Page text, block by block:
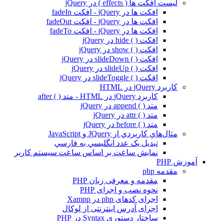
لیست افکت ها ( effects ) در jQuery
افکت ها در jQuery - افکت fadeIn
افکت ها در jQuery - افکت fadeOut
افکت ها در jQuery - افکت fadeTo
افکت ( ) hide در jQuery
افکت ( ) show در jQuery
افکت ( ) slideDown در jQuery
افکت ( ) slideUp در jQuery
افکت ( ) slideToggle در jQuery
کاربرد jQuery در HTML
کاربرد jQuery در HTML - متد ( ) after
متد ( ) append در jQuery
متد ( ) attr در jQuery
متد ( ) before در jQuery
مثال‌هاي کاربردي از JQuery و JavaScript
تبديل يک عدد انگليسي به فارسي
نمايش ساعت بر اساس ساعت سيستم کاربر
آموزش PHP
مقدمه php
مقدمه و معرفی زبان PHP
نحوه نصب و اجرای PHP
اجرای کدهای php در Xampp
اجرای آدرس اینترنتی از لوکال
ساختار دستوری Syntax در PHP